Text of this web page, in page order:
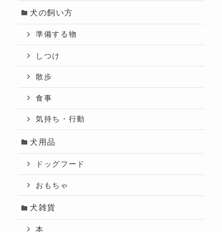
犬の飼い方
準備する物
しつけ
散歩
食事
気持ち・行動
犬用品
ドッグフード
おもちゃ
犬雑貨
本